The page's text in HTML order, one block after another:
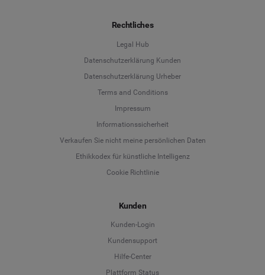
Rechtliches
Legal Hub
Datenschutzerklärung Kunden
Datenschutzerklärung Urheber
Terms and Conditions
Impressum
Informationssicherheit
Verkaufen Sie nicht meine persönlichen Daten
Ethikkodex für künstliche Intelligenz
Cookie Richtlinie
Kunden
Kunden-Login
Kundensupport
Hilfe-Center
Plattform Status
Deutsch
English